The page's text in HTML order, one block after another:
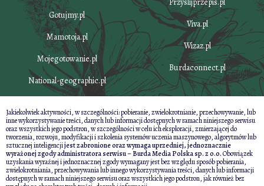
Gotujmy.pl
Mamotoja.pl
Mojegotowanie.pl
National-geographic.pl
Przyslijprzepis.pl
Viva.pl
Wizaz.pl
Burdaconnect.pl
Jakiekolwiek aktywności, w szczególności: pobieranie, zwielokrotnianie, przechowywanie, lub
inne wykorzystywanie treści, danych lub informacji dostępnych w ramach niniejszego serwisu
oraz wszystkich jego podstron, w szczególności w celu ich eksploracji, zmierzającej do
tworzenia, rozwoju, modyfikacji i szkolenia systemów uczenia maszynowego, algorytmów lub
sztucznej inteligencjijest zabronione oraz wymaga uprzedniej, jednoznacznie
wyrażonej zgody administratora serwisu – Burda Media Polska sp. z o.o.Obowiązek
uzyskania wyraźnej i jednoznacznej zgody wymagany jest bez względu sposób pobierania,
zwielokrotniania, przechowywania lub innego wykorzystywania treści, danych lub informacji
dostępnych w ramach niniejszego serwisu oraz wszystkich jego podstron, jak również bez